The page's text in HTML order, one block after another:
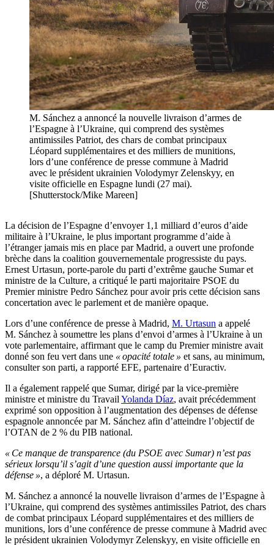
M. Sánchez a annoncé la nouvelle livraison d’armes de
l’Espagne à l’Ukraine, qui comprend des systèmes
antimissiles Patriot, des chars de combat principaux
Léopard supplémentaires et des milliers de munitions,
lors d’une conférence de presse commune à Madrid
avec le président ukrainien Volodymyr Zelenskyy, en
visite officielle en Espagne lundi (27 mai).
[Shutterstock/Mike Mareen]
La décision de l’Espagne d’envoyer 1,1 milliard d’euros d’aide
militaire à l’Ukraine, le plus important programme d’aide à
l’étranger jamais mis en place par Madrid, a ouvert une profonde
brèche dans la coalition gouvernementale progressiste du pays.
Ernest Urtasun, porte-parole du parti d’extrême gauche Sumar et
ministre de la Culture, a critiqué le parti majoritaire PSOE du
Premier ministre Pedro Sánchez pour avoir pris cette décision sans
concertation avec le parlement et de manière opaque.
Lors d’une conférence de presse à Madrid, M. Urtasun a appelé
M. Sánchez à soumettre les plans d’envoi d’armes à l’Ukraine à un
vote parlementaire, affirmant que le camp du Premier ministre avait
donné son feu vert dans une « opacité totale » et sans, au minimum,
consulter son parti, a rapporté EFE, partenaire d’Euractiv.
Il a également rappelé que Sumar, dirigé par la vice-première
ministre et ministre du Travail Yolanda Díaz, avait précédemment
exprimé son opposition à l’augmentation des dépenses de défense
espagnole annoncée par M. Sánchez afin d’atteindre l’objectif de
l’OTAN de 2 % du PIB national.
« Ce manque de transparence (du PSOE avec Sumar) n’est pas
sérieux lorsqu’il s’agit d’une question aussi importante que la
défense », a déploré M. Urtasun.
M. Sánchez a annoncé la nouvelle livraison d’armes de l’Espagne à
l’Ukraine, qui comprend des systèmes antimissiles Patriot, des chars
de combat principaux Léopard supplémentaires et des milliers de
munitions, lors d’une conférence de presse commune à Madrid avec
le président ukrainien Volodymyr Zelenskyy, en visite officielle en